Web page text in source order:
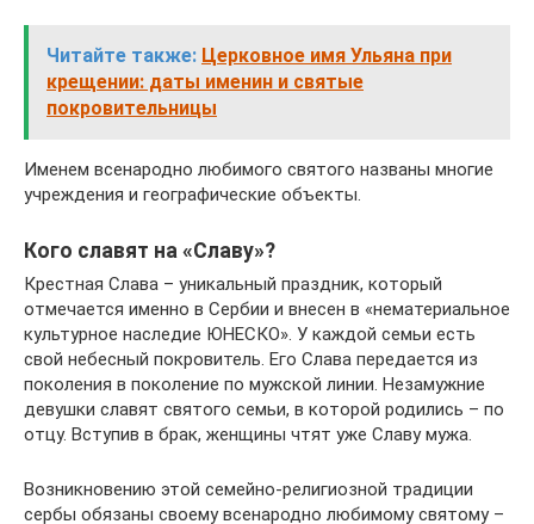
Читайте также: Церковное имя Ульяна при
крещении: даты именин и святые
покровительницы
Именем всенародно любимого святого названы многие
учреждения и географические объекты.
Кого славят на «Славу»?
Крестная Слава – уникальный праздник, который
отмечается именно в Сербии и внесен в «нематериальное
культурное наследие ЮНЕСКО». У каждой семьи есть
свой небесный покровитель. Его Слава передается из
поколения в поколение по мужской линии. Незамужние
девушки славят святого семьи, в которой родились – по
отцу. Вступив в брак, женщины чтят уже Славу мужа.
Возникновению этой семейно-религиозной традиции
сербы обязаны своему всенародно любимому святому –